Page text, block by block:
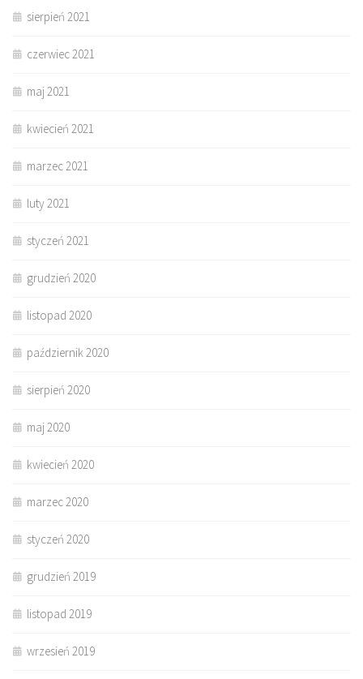
sierpień 2021
czerwiec 2021
maj 2021
kwiecień 2021
marzec 2021
luty 2021
styczeń 2021
grudzień 2020
listopad 2020
październik 2020
sierpień 2020
maj 2020
kwiecień 2020
marzec 2020
styczeń 2020
grudzień 2019
listopad 2019
wrzesień 2019